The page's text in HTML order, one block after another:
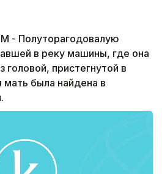
Полуторагодовалую
в реку машины, где она
головой, пристегнутой в
мать была найдена в